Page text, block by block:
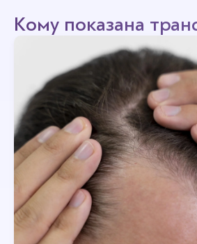
Кому показана